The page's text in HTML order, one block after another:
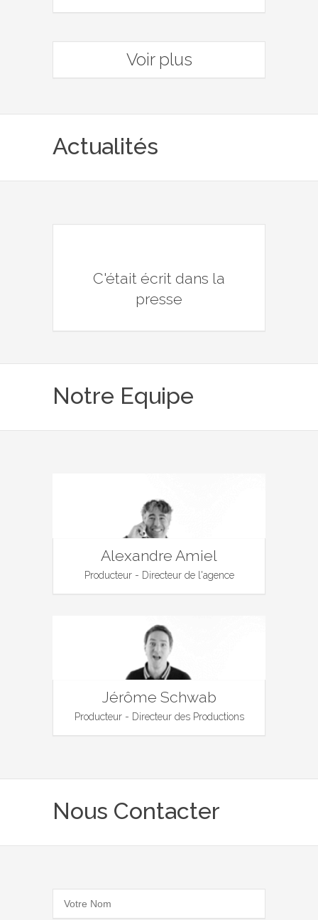
Voir plus
Actualités
C'était écrit dans la
presse
Notre Equipe
Alexandre Amiel
Producteur - Directeur de l'agence
Jérôme Schwab
Producteur - Directeur des Productions
Nous Contacter